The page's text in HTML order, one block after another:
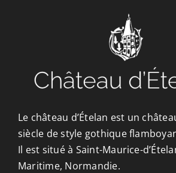
L’ASSOCIATION
CONTACT/ACCÈS
Le château d’Ételan est un
siècle de style gothique
Il est situé à Saint-Maurice-
Maritime, Normandie.